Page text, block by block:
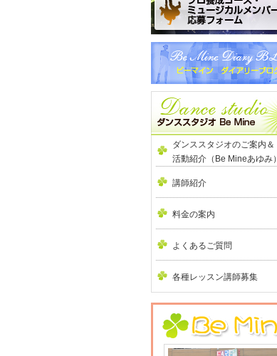
ダンススタジオのご案内＆
活動紹介（Be Mineあゆみ）
講師紹介
料金の案内
よくあるご質問
各種レッスン講師募集